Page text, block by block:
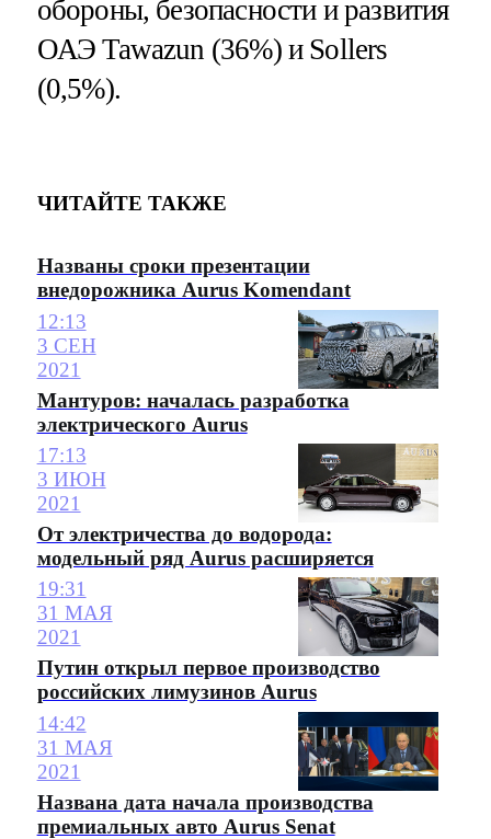
обороны, безопасности и развития
ОАЭ Tawazun (36%) и Sollers
(0,5%).
ЧИТАЙТЕ ТАКЖЕ
Названы сроки презентации
внедорожника Aurus Komendant
12:13
3 СЕН
2021
Мантуров: началась разработка
электрического Aurus
17:13
3 ИЮН
2021
От электричества до водорода:
модельный ряд Aurus расширяется
19:31
31 МАЯ
2021
Путин открыл первое производство
российских лимузинов Aurus
14:42
31 МАЯ
2021
Названа дата начала производства
премиальных авто Aurus Senat